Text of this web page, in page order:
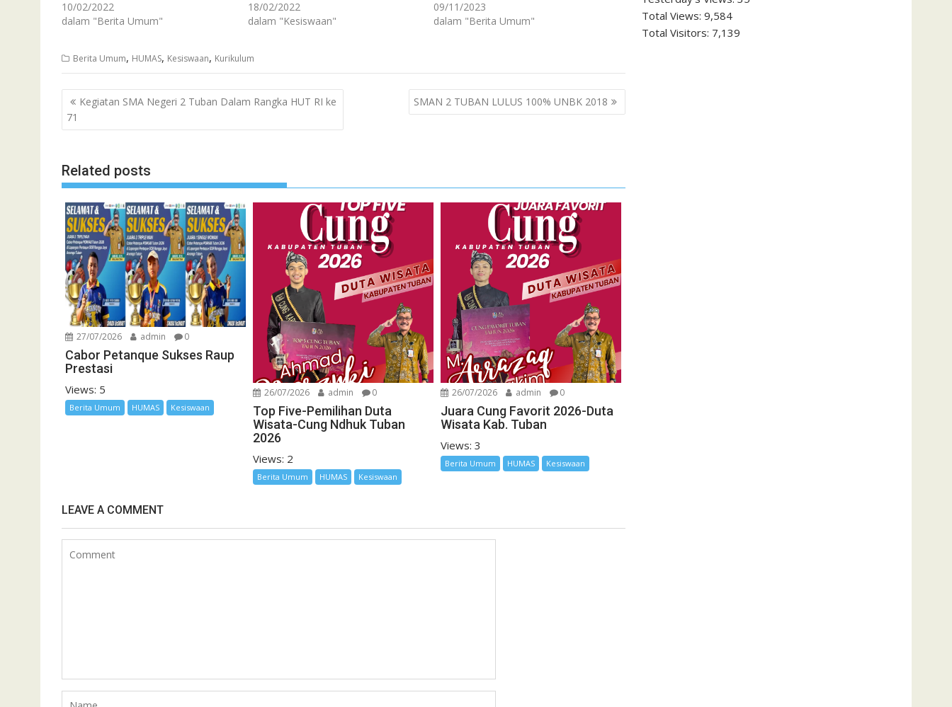
10/02/2022
dalam "Berita Umum"
18/02/2022
dalam "Kesiswaan"
09/11/2023
dalam "Berita Umum"
Berita Umum, HUMAS, Kesiswaan, Kurikulum
Navigasi
pos
Kegiatan SMA Negeri 2 Tuban Dalam Rangka HUT RI ke
71
SMAN 2 TUBAN LULUS 100% UNBK 2018
Related posts
27/07/2026 admin 0
Cabor Petanque Sukses Raup
Prestasi
Views: 5
Berita Umum HUMAS Kesiswaan
26/07/2026 admin 0
Top Five-Pemilihan Duta
Wisata-Cung Ndhuk Tuban
2026
Views: 2
Berita Umum HUMAS Kesiswaan
26/07/2026 admin 0
Juara Cung Favorit 2026-Duta
Wisata Kab. Tuban
Views: 3
Berita Umum HUMAS Kesiswaan
LEAVE A COMMENT
Total Views: 9,584
Total Visitors: 7,139